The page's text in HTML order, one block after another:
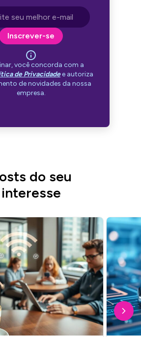
de e-mail
Inscrever-se
você concorda com a
de Privacidadee autoriza
de novidades da nossa
empresa.
do seu
interesse